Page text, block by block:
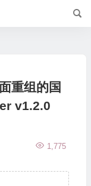
重组的国
v1.2.0
1,775